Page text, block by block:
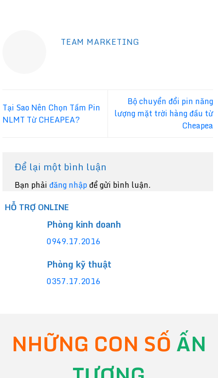
TEAM MARKETING
Tại Sao Nên Chọn Tấm Pin
NLMT Từ CHEAPEA?
Bộ chuyển đổi pin năng
lượng mặt trời hàng đầu từ
Cheapea
Để lại một bình luận
Bạn phải đăng nhậpđể gửi bình luận.
HỖ TRỢ ONLINE
Phòng kinh doanh
0949.17.2016
Phòng kỹ thuật
0357.17.2016
NHỮNG CON SỐ ẤN